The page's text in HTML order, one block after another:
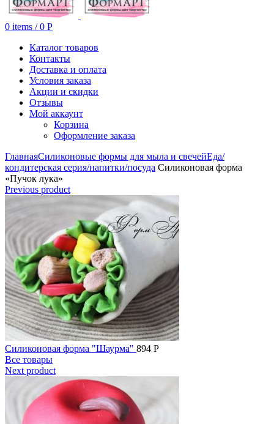
0 items / 0 Р
Каталог товаров
Контакты
Доставка и оплата
Условия заказа
Акции и скидки
Отзывы
Мой аккаунт
Корзина
Оформление заказа
ГлавнаяСиликоновые формы для мыла и свечейЕда/
кондитерская серия/напитки/посуда Силиконовая форма
«Пучок лука»
Previous product
Силиконовая форма "Шаурма" 894 Р
Все товары
Next product